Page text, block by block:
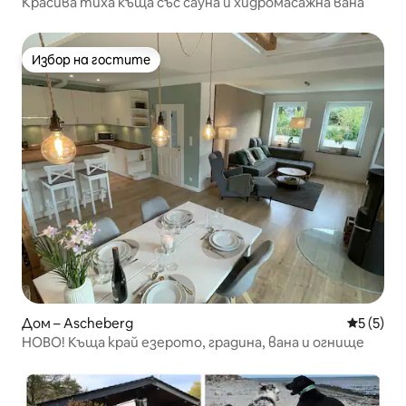
Избор на гостите
Избор на гостите
Дом – Ascheberg Средна
5 (5)
НОВО! Къща край езерото, градина, вана и огнище